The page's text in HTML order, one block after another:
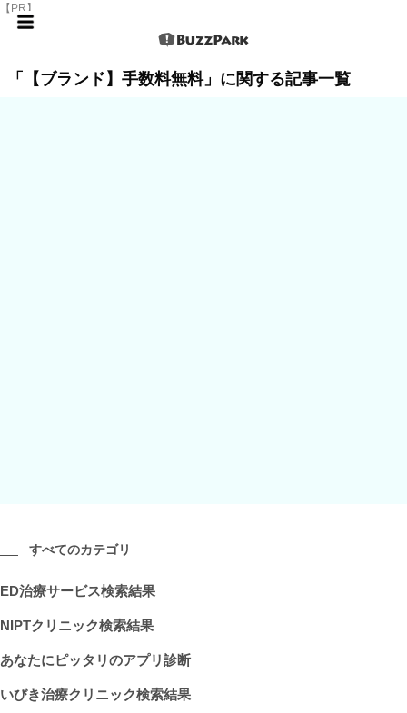
【PR】
「【ブランド】手数料無料」に関する記事一覧
すべてのカテゴリ
ED治療サービス検索結果
NIPTクリニック検索結果
あなたにピッタリのアプリ診断
いびき治療クリニック検索結果